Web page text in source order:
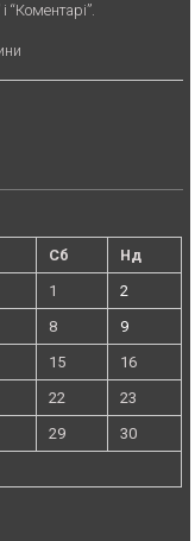
“Коментарі”.
Сб
Нд
1
2
8
9
15
16
22
23
29
30